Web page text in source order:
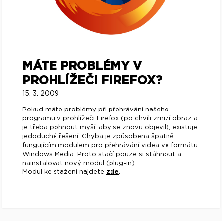
MÁTE PROBLÉMY V
PROHLÍŽEČI FIREFOX?
15. 3. 2009
Pokud máte problémy při přehrávání našeho
programu v prohlížeči Firefox (po chvíli zmizí obraz a
je třeba pohnout myší, aby se znovu objevil), existuje
jedoduché řešení. Chyba je způsobena špatně
fungujícím modulem pro přehrávání videa ve formátu
Windows Media. Proto stačí pouze si stáhnout a
nainstalovat nový modul (plug-in).
Modul ke stažení najdete zde.